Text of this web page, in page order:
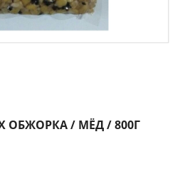
ОБЖОРКА / МЁД / 800Г